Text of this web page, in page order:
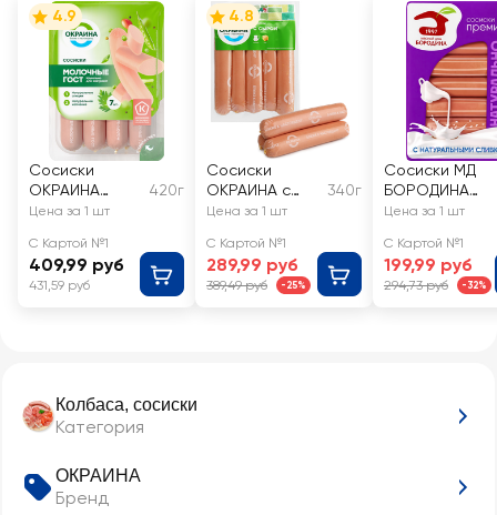
Колбаса, сосиски
Категория
ОКРАИНА
Бренд
4.9
Сосиски
ОКРАИНА
Молочные
420г
Цена за 1 шт
С Картой №1
409,99 руб
431,59 руб
4.8
Сосиски
ОКРАИНА с
сыром
340г
Цена за 1 шт
С Картой №1
289,99 руб
389,49 руб -25%
Сосиски МД
БОРОДИНА
Премиум с
сливками
Цена за 1 шт
С Картой №1
199,99 руб
294,73 руб -32%